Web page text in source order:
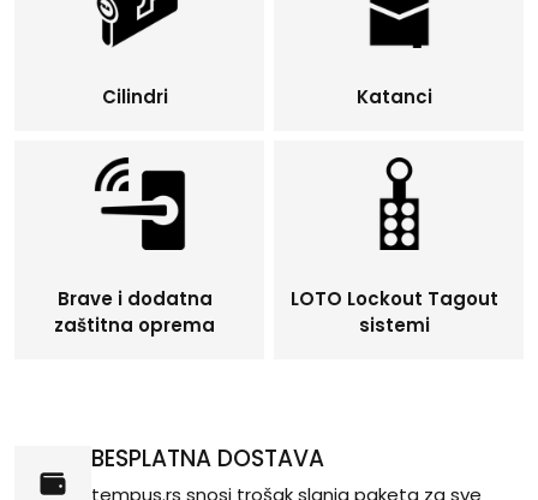
Cilindri Katanci
Brave i dodatna
zaštitna oprema
LOTO Lockout Tagout
sistemi
BESPLATNA DOSTAVA
tempus.rs snosi trošak slanja paketa za sve